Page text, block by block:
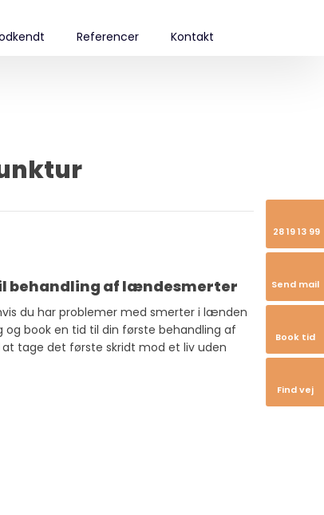
28 19 13 99
Send mail
Book tid
Find vej
Referencer Kontakt
behandling af lændesmerter
du har problemer med smerter i lænden
og book en tid til din første behandling af
tage det første skridt mod et liv uden